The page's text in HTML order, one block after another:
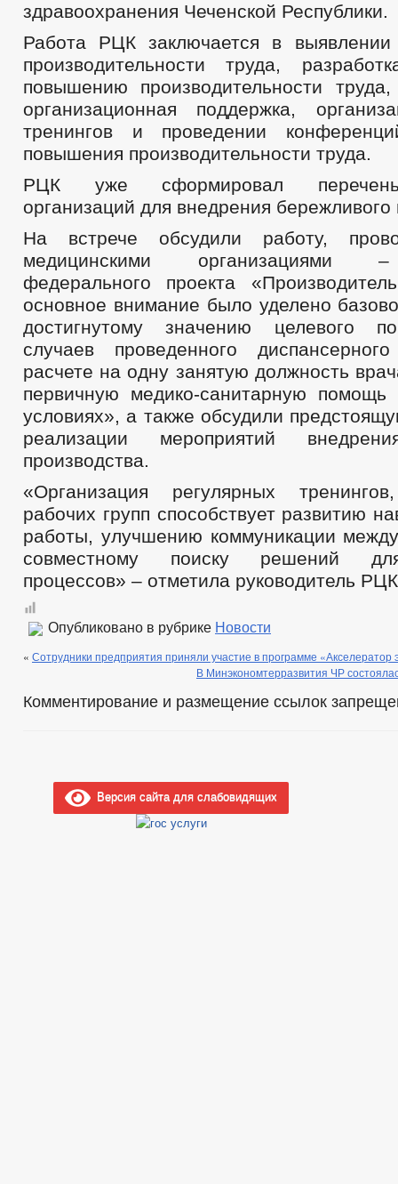
здравоохранения Чеченской Республики.
Работа РЦК заключается в выявлении
производительности труда,
повышению производительности
организационная поддержка,
тренингов и проведении
повышения производительности труда.
РЦК уже сформировал перечень
организаций для внедрения бережливого
На встрече обсудили работу,
медицинскими организациями
федерального проекта
основное внимание было уделено
достигнутому значению целевого
случаев проведенного
расчете на одну занятую должность
первичную медико-санитарную помощь
условиях», а также обсудили
реализации мероприятий
производства.
«Организация регулярных
рабочих групп способствует развитию
работы, улучшению коммуникации
совместному поиску решений
процессов» – отметила руководитель
Опубликовано в рубрике Новости
« Сотрудники предприятия приняли участие в программе «Акселератор
В Минэкономтерразвития ЧР
Комментирование и размещение ссылок
Версия сайта для слабовидящих